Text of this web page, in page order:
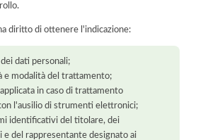
diritto di ottenere l'indicazione:
dati personali;
e modalità del trattamento;
in caso di trattamento
l'ausilio di strumenti elettronici;
identificativi del titolare, dei
e del rappresentante designato ai